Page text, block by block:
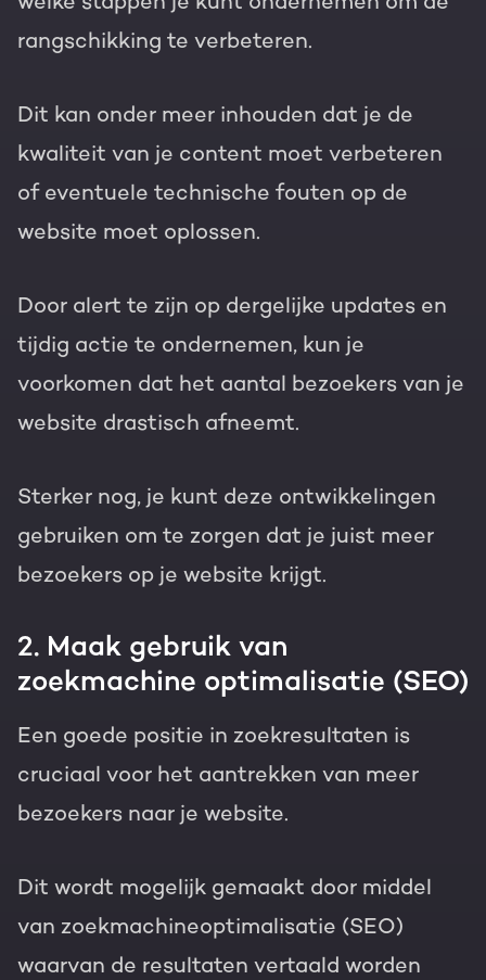
rangschikking te verbeteren.
Dit kan onder meer inhouden dat je de
kwaliteit van je content moet verbeteren
of eventuele technische fouten op de
website moet oplossen.
Door alert te zijn op dergelijke updates en
tijdig actie te ondernemen, kun je
voorkomen dat het aantal bezoekers van je
website drastisch afneemt.
Sterker nog, je kunt deze ontwikkelingen
gebruiken om te zorgen dat je juist meer
bezoekers op je website krijgt.
2. Maak gebruik van
zoekmachine optimalisatie (SEO)
Een goede positie in zoekresultaten is
cruciaal voor het aantrekken van meer
bezoekers naar je website.
Dit wordt mogelijk gemaakt door middel
van zoekmachineoptimalisatie (SEO)
waarvan de resultaten vertaald worden